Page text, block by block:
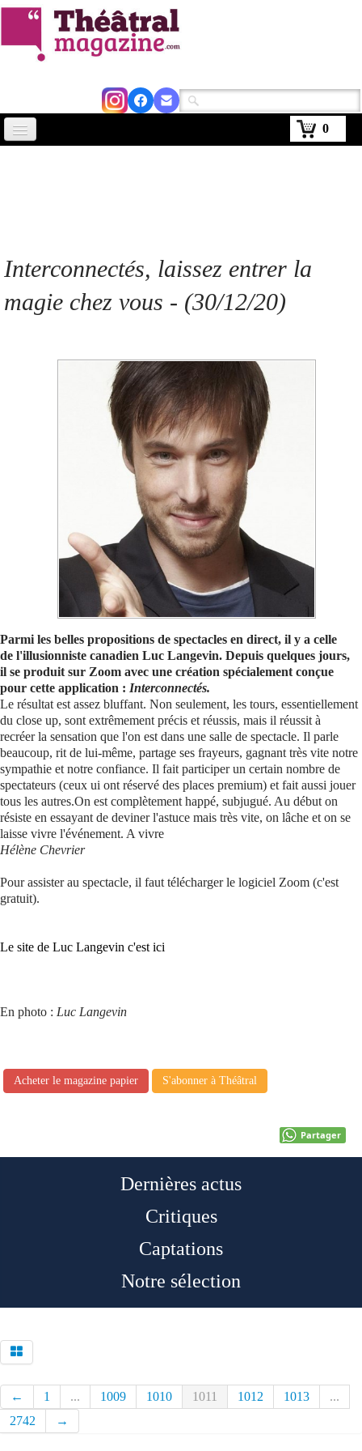
0
Kiosque
Interconnectés, laissez entrer la
magie chez vous - (30/12/20)
Parmi les belles propositions de spectacles en direct, il y a celle
de l'illusionniste canadien Luc Langevin. Depuis quelques jours,
il se produit sur Zoom avec une création spécialement conçue
pour cette application : Interconnectés.
Le résultat est assez bluffant. Non seulement, les tours, essentiellement
du close up, sont extrêmement précis et réussis, mais il réussit à
recréer la sensation que l'on est dans une salle de spectacle. Il parle
beaucoup, rit de lui-même, partage ses frayeurs, gagnant très vite notre
sympathie et notre confiance. Il fait participer un certain nombre de
spectateurs (ceux ui ont réservé des places premium) et fait aussi jouer
tous les autres.On est complètement happé, subjugué. Au début on
résiste en essayant de deviner l'astuce mais très vite, on lâche et on se
laisse vivre l'événement. A vivre
Hélène Chevrier
Pour assister au spectacle, il faut télécharger le logiciel Zoom (c'est
gratuit).
Le site de Luc Langevin c'est ici
En photo : Luc Langevin
Acheter le magazine papier S'abonner à Théâtral
Partager
Dernières actus
Critiques
Captations
Notre sélection
← 1 ... 1009 1010 1011 1012 1013
...
2742
→